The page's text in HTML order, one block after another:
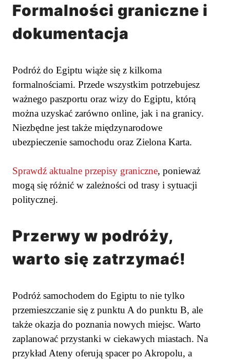
Formalności graniczne i
dokumentacja
Podróż do Egiptu wiąże się z kilkoma
formalnościami. Przede wszystkim potrzebujesz
ważnego paszportu oraz wizy do Egiptu, którą
można uzyskać zarówno online, jak i na granicy.
Niezbędne jest także międzynarodowe
ubezpieczenie samochodu oraz Zielona Karta.
Sprawdź aktualne przepisy graniczne, ponieważ
mogą się różnić w zależności od trasy i sytuacji
politycznej.
Przerwy w podróży,
warto się zatrzymać!
Podróż samochodem do Egiptu to nie tylko
przemieszczanie się z punktu A do punktu B, ale
także okazja do poznania nowych miejsc. Warto
zaplanować przystanki w ciekawych miastach. Na
przykład Ateny oferują spacer po Akropolu, a